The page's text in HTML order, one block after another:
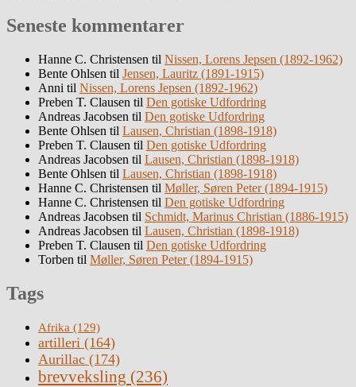
Seneste kommentarer
Hanne C. Christensen til Nissen, Lorens Jepsen (1892-1962)
Bente Ohlsen til Jensen, Lauritz (1891-1915)
Anni til Nissen, Lorens Jepsen (1892-1962)
Preben T. Clausen til Den gotiske Udfordring
Andreas Jacobsen til Den gotiske Udfordring
Bente Ohlsen til Lausen, Christian (1898-1918)
Preben T. Clausen til Den gotiske Udfordring
Andreas Jacobsen til Lausen, Christian (1898-1918)
Bente Ohlsen til Lausen, Christian (1898-1918)
Hanne C. Christensen til Møller, Søren Peter (1894-1915)
Hanne C. Christensen til Den gotiske Udfordring
Andreas Jacobsen til Schmidt, Marinus Christian (1886-1915)
Andreas Jacobsen til Lausen, Christian (1898-1918)
Preben T. Clausen til Den gotiske Udfordring
Torben til Møller, Søren Peter (1894-1915)
Tags
Afrika (129)
artilleri (164)
Aurillac (174)
brevveksling (236)